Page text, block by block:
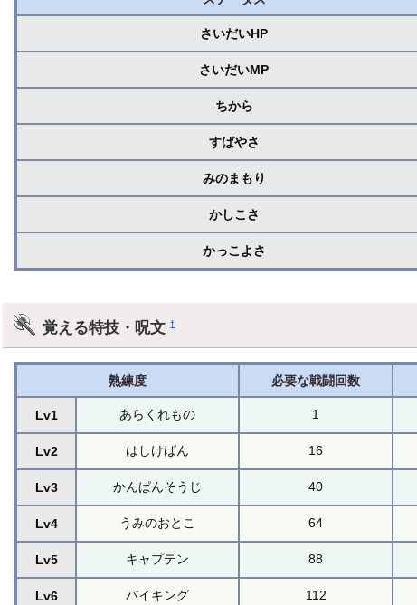
さいだいHP
さいだいMP
ちから
すばやさ
みのまもり
かしこさ
かっこよさ
覚える特技・呪文†
熟練度 必要な戦闘回数
Lv1 あらくれもの 1
Lv2 はしけばん 16
Lv3 かんぱんそうじ 40
Lv4 うみのおとこ 64
Lv5 キャプテン 88
Lv6 バイキング 112